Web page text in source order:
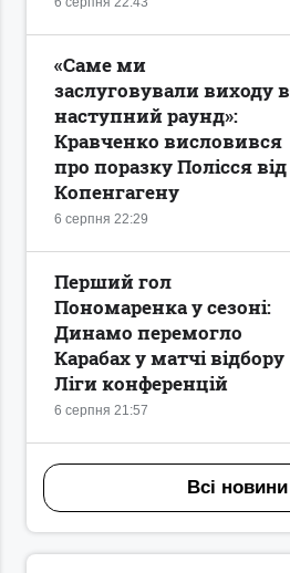
6 серпня 22:29
«Саме ми
заслуговували виходу в
наступний раунд»:
Кравченко висловився
про поразку Полісся від
Копенгагену
6 серпня 21:57
Перший гол
Пономаренка у сезоні:
Динамо перемогло
Карабах у матчі відбору
Ліги конференцій
Всі новини